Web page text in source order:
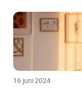
16 juni 2024